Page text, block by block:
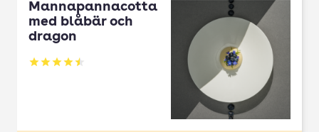
Mannapannacotta
med blåbär och
dragon
Betyg: 4.5 av 5